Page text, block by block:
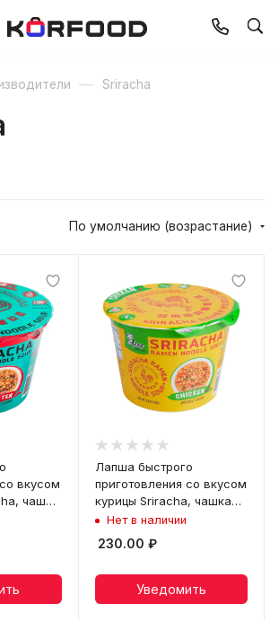
— Sriracha
По умолчанию (возрастание)
вкусом
чашка
Лапша быстрого
приготовления со вкусом
курицы Sriracha, чашка
110 гНет в наличии
230.00 ₽
Уведомить